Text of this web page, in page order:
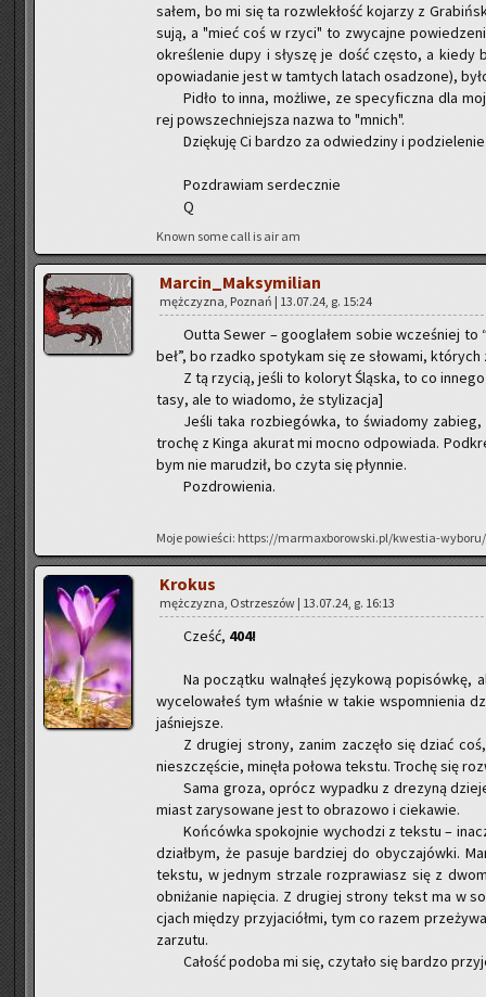
sa­łem, bo mi się ta roz­wle­kłość ko­ja­rzy z
su­ją, a "mieć coś w rzyci" to zwy­caj­ne
okre­śle­nie dupy i sły­szę je dość czę­sto, a kiedy
opo­wia­da­nie jest w tam­tych la­tach osa­dzo­ne),
Pidło to inna, moż­li­we, ze spe­cy­ficz­na dla
rej po­wszech­niej­sza nazwa to "mnich".
Dzię­ku­ję Ci bar­dzo za od­wie­dzi­ny i
Po­zdra­wiam ser­decz­nie
Q
Known some call is air am
Mar­cin_Mak­sy­mi­lian
męż­czy­zna, Po­znań | 13.07.24, g. 15:24
Outta Sewer – go­ogla­łem sobie wcze­śniej to
beł”, bo rzad­ko spo­ty­kam się ze sło­wa­mi,
Z tą rzy­cią, jeśli to ko­lo­ryt Ślą­ska, to co
ta­sy, ale to wia­do­mo, że sty­li­za­cja]
Jeśli taka roz­bie­gów­ka, to świa­do­my
tro­chę z Kinga aku­rat mi mocno od­po­wia­da.
bym nie ma­ru­dził, bo czyta się płyn­nie.
Po­zdro­wie­nia.
Moje po­wie­ści: https://marmaxborowski.pl/kwestia-wyboru/
Kro­kus
męż­czy­zna, Ostrze­szów | 13.07.24, g. 16:13
Cześć, 404!
Na po­cząt­ku wal­ną­łeś ję­zy­ko­wą po­pi­sów­kę,
wy­ce­lo­wa­łeś tym wła­śnie w takie wspo­mnie­nia
ja­śniej­sze.
Z dru­giej stro­ny, zanim za­czę­ło się dziać
nie­szczę­ście, mi­nę­ła po­ło­wa tek­stu. Tro­chę się
Sama groza, oprócz wy­pad­ku z dre­zy­ną
miast za­ry­so­wa­ne jest to ob­ra­zo­wo i cie­ka­wie.
Koń­ców­ka spo­koj­nie wy­cho­dzi z tek­stu –
dział­bym, że pa­su­je bar­dziej do oby­cza­jów­ki.
tek­stu, w jed­nym strza­le roz­pra­wiasz się z
ob­ni­ża­nie na­pię­cia. Z dru­giej stro­ny tekst ma w
cjach mię­dzy przy­ja­ciół­mi, tym co razem
za­rzu­tu.
Ca­łość po­do­ba mi się, czy­ta­ło się bar­dzo